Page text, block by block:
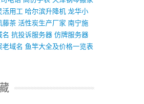
活用工 哈尔滨升降机 龙华小
藤茶 活性炭生产厂家 南宁施
名 抗投诉服务器 仿牌服务器
老域名 鱼竿大全及价格一览表